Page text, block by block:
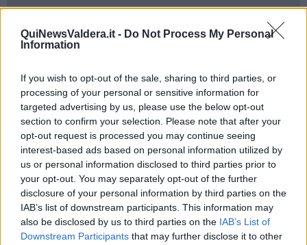
QuiNewsValdera.it - Do Not Process My Personal
Information
If you wish to opt-out of the sale, sharing to third parties, or
processing of your personal or sensitive information for
targeted advertising by us, please use the below opt-out
section to confirm your selection. Please note that after your
opt-out request is processed you may continue seeing
interest-based ads based on personal information utilized by
us or personal information disclosed to third parties prior to
your opt-out. You may separately opt-out of the further
disclosure of your personal information by third parties on the
IAB’s list of downstream participants. This information may
also be disclosed by us to third parties on the IAB’s List of
Downstream Participants that may further disclose it to other
PONTEDERA —
un atto dovutoper chi, da sempre, ha messo al centro i valori
della democrazia e della nostra Costituzione. Per questo ho deciso
di iscrivermi all’Anagrafe nazionale antifascista promossa dal
Comune di Stazzema"., ha spiegato Pieroni.
"L’ho fatto nelle scorse ore, come migliaia di altre persone per una
profonda convinzione verso i valori dell'antifascismoe perchè,
in Toscana, anche oggi, bisogna essere pronti più che mai a
mettere un argine a qualsiasi tipo di rivisitazione di un periodo buio
nella nostra storia. Per questo manifesto l'apprezzamento al
sindaco di Pontedera Simone MiIlozzi rispetto alle prese di
posizione diFratelli d'Italiae di Giorgia Meloni che, volutamente,
hanno sbianchettato un modulo per non prendere apertamente le